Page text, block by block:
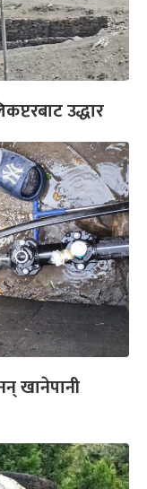
उद्धार
खानेपानी